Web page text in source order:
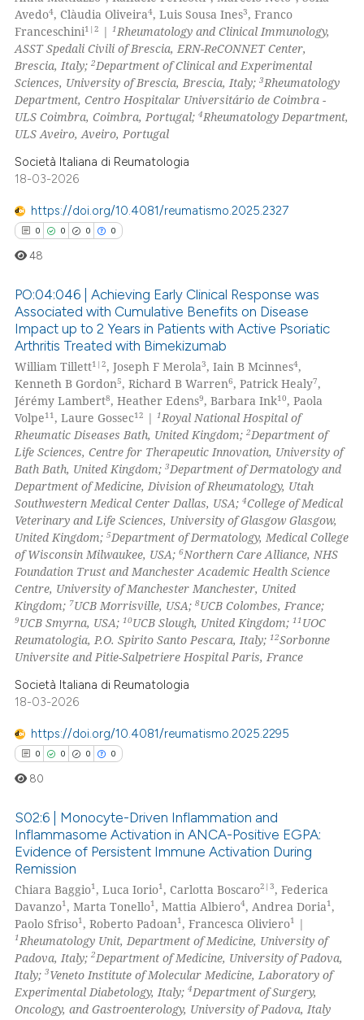
mentions, or contrasts
claim, and a label
in which section the
was made.
how this article has been
atscite.ai
shows how a scientific paper
of the citation, a
mentions, or contrasts
claim, and a label
in which section the
Avedo4, Clàudia Oliveira4, Luis Sousa Ines3, Franco
Franceschini1|2 |1Rheumatology and Clinical Immunology,
ASST Spedali Civili of Brescia, ERN-ReCONNET Center,
Brescia, Italy;2Department of Clinical and Experimental
Sciences, University of Brescia, Brescia, Italy;3Rheumatology
Department, Centro Hospitalar Universitário de Coimbra -
ULS Coimbra, Coimbra, Portugal;4Rheumatology Department,
ULS Aveiro, Aveiro, Portugal
Società Italiana di Reumatologia
18-03-2026
https://doi.org/10.4081/reumatismo.2025.2327
0 0 0 0
Citing Publications
Mentioning
Contrasting
how this article has been
atscite.ai
shows how a scientific paper
been cited by providing the
of the citation, a
describing whether
mentions, or contrasts
claim, and a label
was made.
48
PO:04:046 | Achieving Early Clinical Response was
Associated with Cumulative Benefits on Disease
Impact up to 2 Years in Patients with Active Psoriatic
Arthritis Treated with Bimekizumab
William Tillett1|2, Joseph F Merola3, Iain B Mcinnes4,
Kenneth B Gordon5, Richard B Warren6, Patrick Healy7,
Jérémy Lambert8, Heather Edens9, Barbara Ink10, Paola
Volpe11 , Laure Gossec12 |1 Royal National Hospital of
Rheumatic Diseases Bath, United Kingdom;2Department of
Life Sciences, Centre for Therapeutic Innovation, University of
Bath Bath, United Kingdom;3Department of Dermatology and
Department of Medicine, Division of Rheumatology, Utah
Southwestern Medical Center Dallas, USA;4College of Medical
Veterinary and Life Sciences, University of Glasgow Glasgow,
United Kingdom;5Department of Dermatology, Medical College
of Wisconsin Milwaukee, USA;6Northern Care Alliance, NHS
Foundation Trust and Manchester Academic Health Science
Centre, University of Manchester Manchester, United
Kingdom; 7UCB Morrisville, USA;8UCB Colombes, France;
9UCB Smyrna, USA;10UCB Slough, United Kingdom;11 UOC
Reumatologia, P.O. Spirito Santo Pescara, Italy;12Sorbonne
Universite and Pitie-Salpetriere Hospital Paris, France
Società Italiana di Reumatologia
18-03-2026
https://doi.org/10.4081/reumatismo.2025.2295
0 0 0 0
Citing Publications
Mentioning
Contrasting
how this article has been
80
S02:6 | Monocyte-Driven Inflammation and
Inflammasome Activation in ANCA-Positive EGPA:
Evidence of Persistent Immune Activation During
Remission
Chiara Baggio1, Luca Iorio1, Carlotta Boscaro2|3, Federica
Davanzo1, Marta Tonello1, Mattia Albiero4, Andrea Doria1,
Paolo Sfriso1, Roberto Padoan1, Francesca Oliviero1 |
1 Rheumatology Unit, Department of Medicine, University of
Padova, Italy;2Department of Medicine, University of Padova,
Italy;3Veneto Institute of Molecular Medicine, Laboratory of
Experimental Diabetology, Italy;4Department of Surgery,
Oncology, and Gastroenterology, University of Padova, Italy